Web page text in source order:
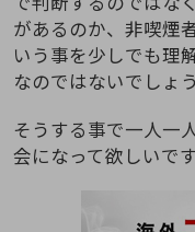
があるのか、非喫煙
いう事を少しでも理解
なのではないでしょう
そうする事で一人一
会になって欲しいです